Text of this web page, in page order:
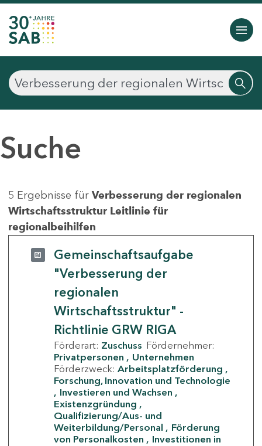
Suche
5 Ergebnisse für Verbesserung der regionalen
Wirtschaftsstruktur Leitlinie für
regionalbeihilfen
Gemeinschaftsaufgabe
"Verbesserung der
regionalen
Wirtschaftsstruktur" -
Richtlinie GRW RIGA
Förderart: Zuschuss Fördernehmer:
Privatpersonen
Unternehmen
Förderzweck: Arbeitsplatzförderung
Forschung, Innovation und Technologie
Investieren und Wachsen
Existenzgründung
Qualifizierung/Aus- und
Weiterbildung/Personal
Förderung
von Personalkosten
Investitionen in